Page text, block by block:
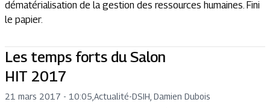
dématérialisation de la gestion des ressources humaines. Fini
le papier.
Les temps forts du Salon
HIT 2017
21 mars 2017 - 10:05 Actualité-DSIH, Damien Dubois